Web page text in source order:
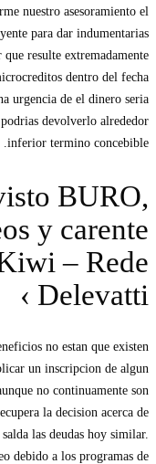
nuestro asesoramiento el
para dar indumentarias
resulte extremadamente
dentro del fecha
urgencia de el dinero seri­a
devolverlo alrededor
inferior termino concebible.
BURO,
y carente
– Rede
Delevatti ›
no estan que existen
un inscripcion de algun
no continuamente son
la decision acerca de
las deudas hoy similar.
debido a los programas de